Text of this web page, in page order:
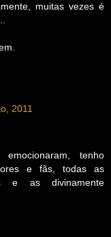
muitas vezes é
2011
tenho
e fãs, todas as
e as divinamente